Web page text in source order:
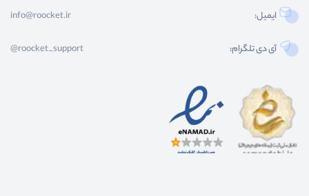
ایمیل: info@roocket.ir
آی دی تلگرام: @roocket_support